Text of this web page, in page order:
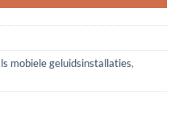
mobiele geluidsinstallaties,